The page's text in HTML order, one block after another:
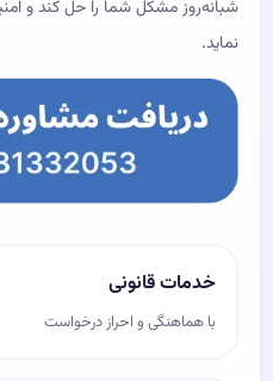
شبانه‌روز مشکل شما را حل کند و
نماید.
خدمات قانونی
با هماهنگی و احراز درخواست